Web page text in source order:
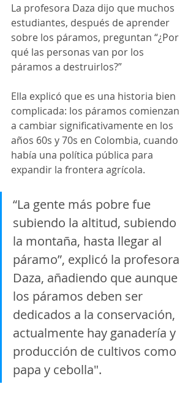
La profesora Daza dijo que muchos
estudiantes, después de aprender
sobre los páramos, preguntan “¿Por
qué las personas van por los
páramos a destruirlos?”
Ella explicó que es una historia bien
complicada: los páramos comienzan
a cambiar significativamente en los
años 60s y 70s en Colombia, cuando
había una política pública para
expandir la frontera agrícola.
“La gente más pobre fue
subiendo la altitud, subiendo
la montaña, hasta llegar al
páramo”, explicó la profesora
Daza, añadiendo que aunque
los páramos deben ser
dedicados a la conservación,
actualmente hay ganadería y
producción de cultivos como
papa y cebolla".